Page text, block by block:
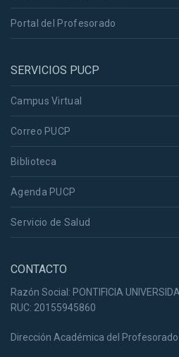
Portal del Profesorado
SERVICIOS PUCP
Campus Virtual
Correo PUCP
Biblioteca
Agenda PUCP
Servicio de Salud
CONTACTO
Razón Social: PONTIFICIA
RUC: 20155945860
Dirección Académica del Profesorado